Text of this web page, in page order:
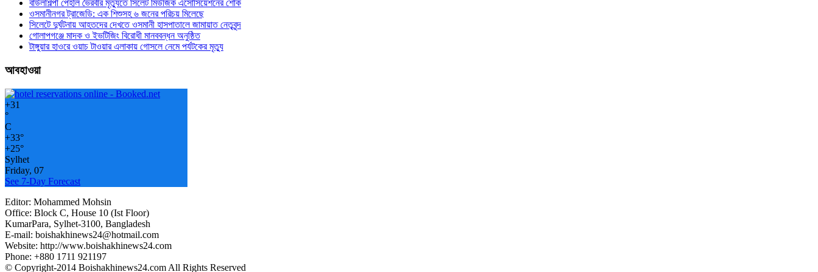
বাউলশিল্পী পেহলি ভৈরবীর মৃত্যুতে সিলেট মিউজিক এসোসিয়েশনের শোক
ওসমানীনগর ট্রাজেডি: এক শিশুসহ ৬ জনের পরিচয় মিলেছে
সিলেটে দুর্ঘটনায় আহতদের দেখতে ওসমানী হাসপাতালে জামায়াত নেতৃবৃন্দ
গোলাপগঞ্জে মাদক ও ইভটিজিং বিরোধী মানববন্ধন অনুষ্ঠিত
টাঙ্গুয়ার হাওরে ওয়াচ টাওয়ার এলাকায় গোসলে নেমে পর্যটকের মৃত্যু
আবহাওয়া
+31
°
C
+33°
+25°
Sylhet
Friday, 07
See 7-Day Forecast
Editor: Mohammed Mohsin
Office: Block C, House 10 (Ist Floor)
KumarPara, Sylhet-3100, Bangladesh
E-mail: boishakhinews24@hotmail.com
Website: http://www.boishakhinews24.com
Phone: +880 1711 921197
© Copyright-2014 Boishakhinews24.com All Rights Reserved